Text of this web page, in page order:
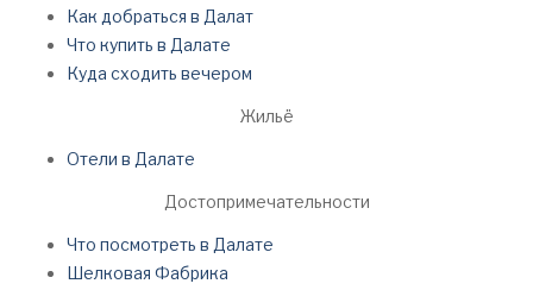
Как добраться в Далат
Что купить в Далате
Куда сходить вечером
Жильё
Отели в Далате
Достопримечательности
Что посмотреть в Далате
Шелковая Фабрика